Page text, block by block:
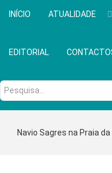
INÍCIO ATUALIDADE
EDITORIAL
Pesquisa...
Navio Sagres na Praia